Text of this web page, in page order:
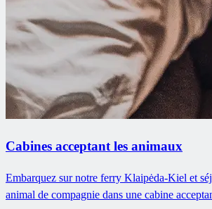
Cabines acceptant les animaux
Embarquez sur notre ferry Klaipėda-Kiel et
animal de compagnie dans une cabine